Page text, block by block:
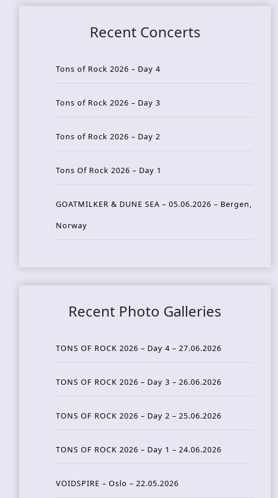
Recent Concerts
Tons of Rock 2026 – Day 4
Tons of Rock 2026 – Day 3
Tons of Rock 2026 – Day 2
Tons Of Rock 2026 – Day 1
GOATMILKER & DUNE SEA – 05.06.2026 – Bergen,
Norway
Recent Photo Galleries
TONS OF ROCK 2026 – Day 4 – 27.06.2026
TONS OF ROCK 2026 – Day 3 – 26.06.2026
TONS OF ROCK 2026 – Day 2 – 25.06.2026
TONS OF ROCK 2026 – Day 1 – 24.06.2026
VOIDSPIRE – Oslo – 22.05.2026